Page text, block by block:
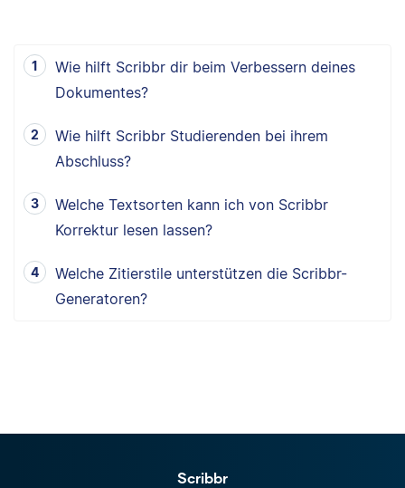
Wie hilft Scribbr dir beim Verbessern deines
Dokumentes?
Wie hilft Scribbr Studierenden bei ihrem
Abschluss?
Welche Textsorten kann ich von Scribbr
Korrektur lesen lassen?
Welche Zitierstile unterstützen die Scribbr-
Generatoren?
Scribbr